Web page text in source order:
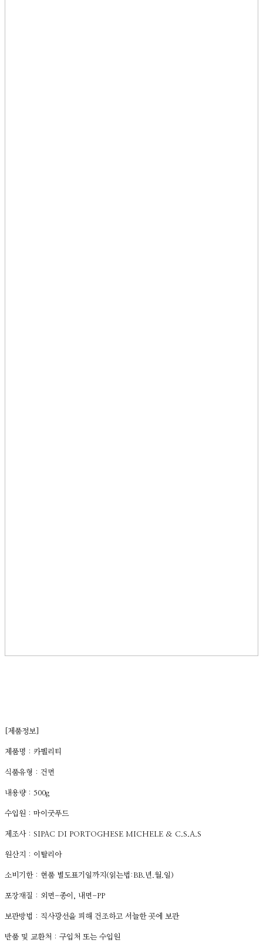
[제품정보]
제품명 : 카펠리티
식품유형 : 건면
내용량 : 500g
수입원 : 마이굿푸드
제조사 : SIPAC DI PORTOGHESE MICHELE & C.S.A.S
원산지 : 이탈리아
소비기한 : 현품 별도표기일까지(읽는법:BB.년.월.일)
포장재질 : 외면-종이, 내면-PP
보관방법 : 직사광선을 피해 건조하고 서늘한 곳에 보관
반품 및 교환처 : 구입처 또는 수입원